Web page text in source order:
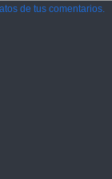
de tus comentarios.